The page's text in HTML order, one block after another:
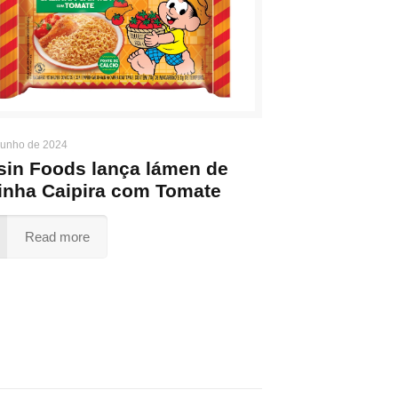
de 2024
Foods lança lámen de
Caipira com Tomate
Read more